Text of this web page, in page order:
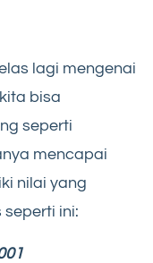
lagi mengenai
bisa
seperti
mencapai
nilai yang
ini: